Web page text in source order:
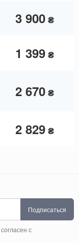
3 900₴
1 399₴
2 670₴
2 829₴
Подписаться
с